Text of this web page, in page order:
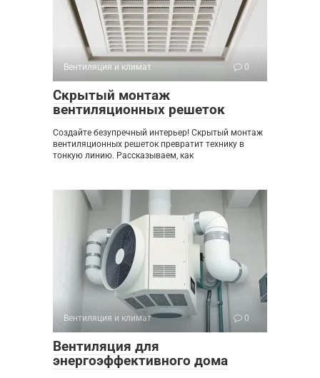
Вентиляция и климат 0
Скрытый монтаж
вентиляционных решеток
Создайте безупречный интерьер! Скрытый монтаж
вентиляционных решеток превратит технику в
тонкую линию. Рассказываем, как
Вентиляция и климат 0
Вентиляция для
энергоэффективного дома